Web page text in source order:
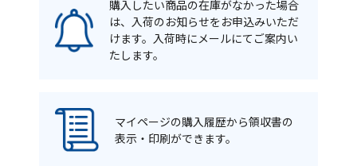
購入したい商品の在庫がなかった場合
は、入荷のお知らせをお申込みいただ
けます。入荷時にメールにてご案内い
たします。
マイページの購入履歴から領収書の
表示・印刷ができます。